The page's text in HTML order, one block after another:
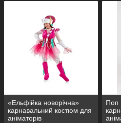
«Ельфійка новорічна»
карнавальний костюм для
аніматорів
Поп